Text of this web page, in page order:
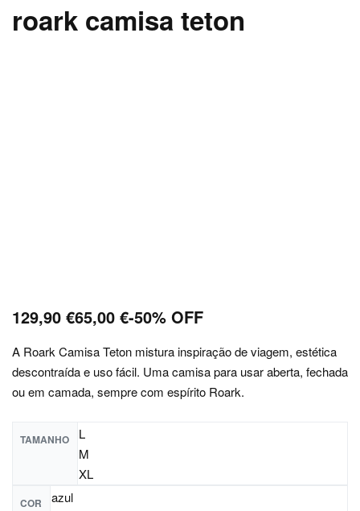
roark camisa teton
129,90 €65,00 €-50% OFF
A Roark Camisa Teton mistura inspiração de viagem, estética
descontraída e uso fácil. Uma camisa para usar aberta, fechada
ou em camada, sempre com espírito Roark.
TAMANHO
L
M
XL
COR azul